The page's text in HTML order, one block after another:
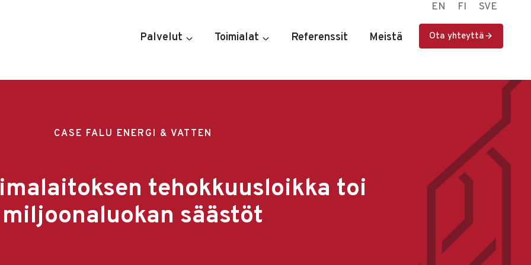
EN FI SVE
Palvelut Toimialat Referenssit Meistä Ota yhteyttä
CASE FALU ENERGI & VATTEN
tehokkuusloikka toi
miljoonaluokan säästöt